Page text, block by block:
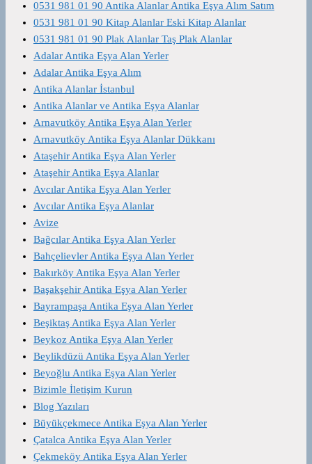
0531 981 01 90 Antika Alanlar Antika Eşya Alım Satım
0531 981 01 90 Kitap Alanlar Eski Kitap Alanlar
0531 981 01 90 Plak Alanlar Taş Plak Alanlar
Adalar Antika Eşya Alan Yerler
Adalar Antika Eşya Alım
Antika Alanlar İstanbul
Antika Alanlar ve Antika Eşya Alanlar
Arnavutköy Antika Eşya Alan Yerler
Arnavutköy Antika Eşya Alanlar Dükkanı
Ataşehir Antika Eşya Alan Yerler
Ataşehir Antika Eşya Alanlar
Avcılar Antika Eşya Alan Yerler
Avcılar Antika Eşya Alanlar
Avize
Bağcılar Antika Eşya Alan Yerler
Bahçelievler Antika Eşya Alan Yerler
Bakırköy Antika Eşya Alan Yerler
Başakşehir Antika Eşya Alan Yerler
Bayrampaşa Antika Eşya Alan Yerler
Beşiktaş Antika Eşya Alan Yerler
Beykoz Antika Eşya Alan Yerler
Beylikdüzü Antika Eşya Alan Yerler
Beyoğlu Antika Eşya Alan Yerler
Bizimle İletişim Kurun
Blog Yazıları
Büyükçekmece Antika Eşya Alan Yerler
Çatalca Antika Eşya Alan Yerler
Çekmeköy Antika Eşya Alan Yerler